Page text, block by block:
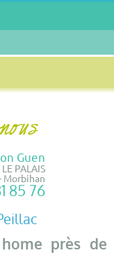
Guen
PALAIS
Morbihan
85 76
près de